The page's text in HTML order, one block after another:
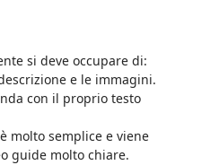
si deve occupare di:
e le immagini.
con il proprio testo
molto semplice e viene
guide molto chiare.